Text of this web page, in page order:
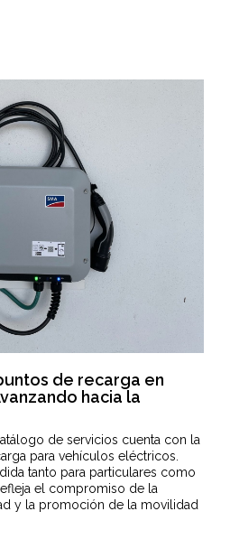
de recarga en
hacia la
de servicios cuenta con la
para vehículos eléctricos.
tanto para particulares como
el compromiso de la
y la promoción de la movilidad